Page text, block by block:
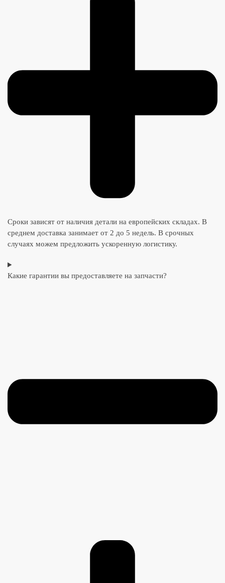
Сроки зависят от наличия детали на европейских складах. В
среднем доставка занимает от 2 до 5 недель. В срочных
случаях можем предложить ускоренную логистику.
Какие гарантии вы предоставляете на запчасти?